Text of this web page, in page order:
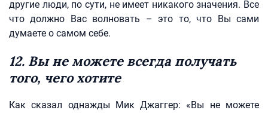
другие люди, по сути, не имеет никакого значения. Все
что должно Вас волновать – это то, что Вы сами
думаете о самом себе.
12. Вы не можете всегда получать
того, чего хотите
Как сказал однажды Мик Джаггер: «Вы не можете